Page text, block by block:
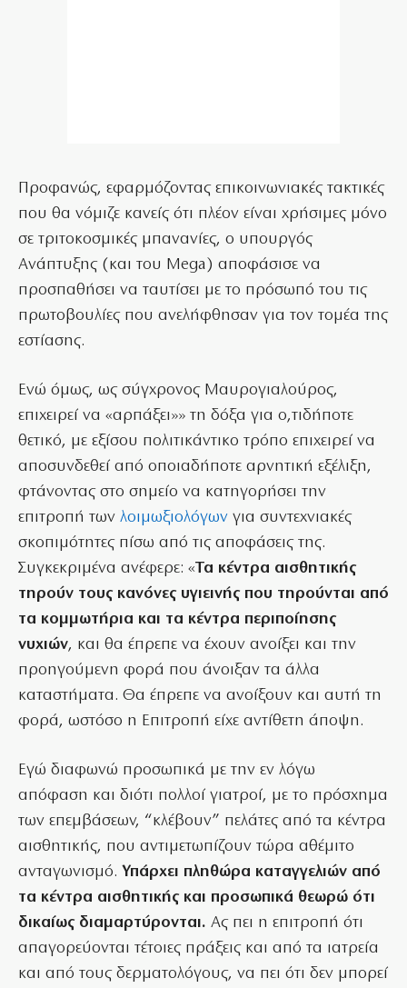
Προφανώς, εφαρμόζοντας επικοινωνιακές τακτικές
που θα νόμιζε κανείς ότι πλέον είναι χρήσιμες μόνο
σε τριτοκοσμικές μπανανίες, ο υπουργός
Ανάπτυξης (και του Mega) αποφάσισε να
προσπαθήσει να ταυτίσει με το πρόσωπό του τις
πρωτοβουλίες που ανελήφθησαν για τον τομέα της
εστίασης.
Ενώ όμως, ως σύγχρονος Μαυρογιαλούρος,
επιχειρεί να «αρπάξει»» τη δόξα για ο,τιδήποτε
θετικό, με εξίσου πολιτικάντικο τρόπο επιχειρεί να
αποσυνδεθεί από οποιαδήποτε αρνητική εξέλιξη,
φτάνοντας στο σημείο να κατηγορήσει την
επιτροπή των λοιμωξιολόγων για συντεχνιακές
σκοπιμότητες πίσω από τις αποφάσεις της.
Συγκεκριμένα ανέφερε: «Τα κέντρα αισθητικής
τηρούν τους κανόνες υγιεινής που τηρούνται από
τα κομμωτήρια και τα κέντρα περιποίησης
νυχιών, και θα έπρεπε να έχουν ανοίξει και την
προηγούμενη φορά που άνοιξαν τα άλλα
καταστήματα. Θα έπρεπε να ανοίξουν και αυτή τη
φορά, ωστόσο η Επιτροπή είχε αντίθετη άποψη.
Εγώ διαφωνώ προσωπικά με την εν λόγω
απόφαση και διότι πολλοί γιατροί, με το πρόσχημα
των επεμβάσεων, “κλέβουν” πελάτες από τα κέντρα
αισθητικής, που αντιμετωπίζουν τώρα αθέμιτο
ανταγωνισμό. Υπάρχει πληθώρα καταγγελιών από
τα κέντρα αισθητικής και προσωπικά θεωρώ ότι
δικαίως διαμαρτύρονται. Ας πει η επιτροπή ότι
απαγορεύονται τέτοιες πράξεις και από τα ιατρεία
και από τους δερματολόγους, να πει ότι δεν μπορεί